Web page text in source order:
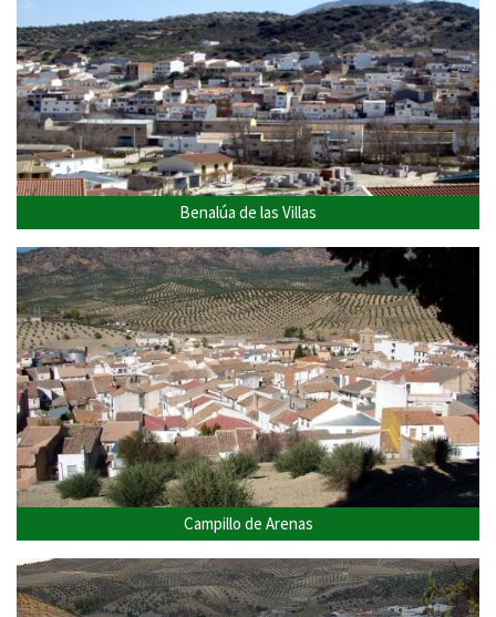
Benalúa de las Villas
Campillo de Arenas